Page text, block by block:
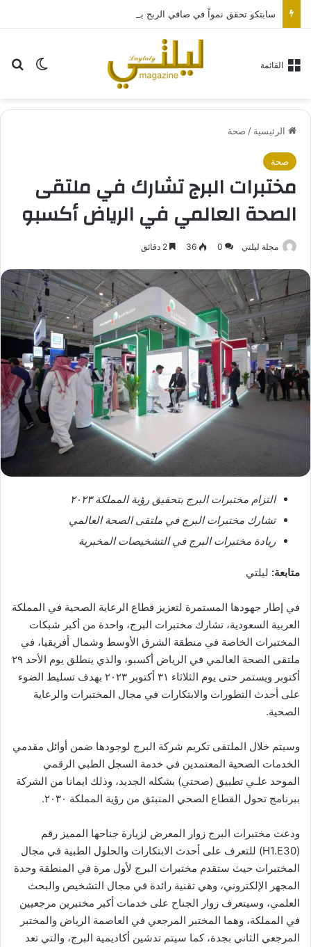
الوضع القائمة
الرئيسية / صحة
صحة
مختبرات البرج تشارك في ملتقى
الصحة العالمي في الرياض أكسبو
مجلة ليلتي 0
36
التزام مختبرات البرج بتحقيق رؤية المملكة ٢٠٢٣
تشارك مختبرات البرج في ملتقى الصحة العالمي
ريادة مختبرات البرج في التشخيصات المخبرية
متابعة: ليلتي
في إطار جهودها المستمرة لتعزيز قطاع الرعاية الصحية في المملكة
العربية السعودية، تشارك مختبرات البرج، واحدة من أكبر شبكات
المختبرات الخاصة في منطقة الشرق الأوسط وشمال أفريقيا، في
ملتقى الصحة العالمي في الرياض أكسبو، والذي ينطلق يوم الأحد ٢٩
أكتوبر ويستمر حتى يوم الثلاثاء ٣١ أكتوبر ٢٠٢٣ بهدف تسليط الضوء
على أحدث التطورات والابتكارات في مجال المختبرات والرعاية
الصحية.
وسيتم خلال الملتقى تكريم شركة البرج لوجودها ضمن أوائل مقدمي
الخدمات الصحية المعتمدين في خدمة السجل الطبي الرقمي
الموحد علـي تطبيق (صحتي) بشكله الجديد، وذلك ايمانا من الشركة
ببرنامج تحول القطاع الصحي المنبثق من رؤية المملكة ٢٠٣٠.
ودعت مختبرات البرج زوار المعرض لزيارة جناحها المميز رقم
(H1.E30) للتعرف على أحدث الابتكارات والحلول الطبية في مجال
المختبرات حيث ستقدم مختبرات البرج لأول مرة في المنطقة وحدة
المجهر الإلكتروني، وهي تقنية رائدة في مجال التشخيص والبحث
العلمي، وسيتعرف زوار الجناح على خدمات أكبر مختبرين مرجعيين
في المملكة، وهما المختبر المرجعي في العاصمة الرياض والمختبر
المرجعي الثاني بجدة، كما سيتم تدشين أكاديمية البرج، والتي تعد